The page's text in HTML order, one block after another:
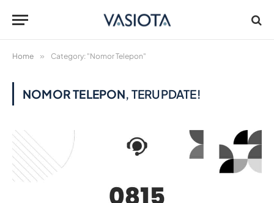
Home » Category: "Nomor Telepon"
NOMOR TELEPON, TERUPDATE!